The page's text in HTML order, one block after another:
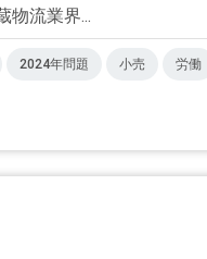
物流業界...
2024年問題 小売 労働